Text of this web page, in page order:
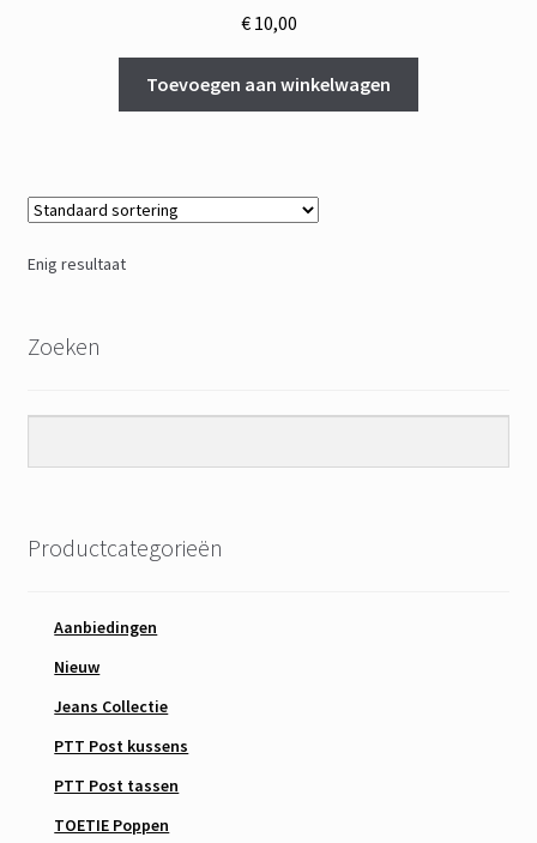
€10,00
Toevoegen aan winkelwagen
Enig resultaat
Zoeken
Productcategorieën
Aanbiedingen
Nieuw
Jeans Collectie
PTT Post kussens
PTT Post tassen
TOETIE Poppen